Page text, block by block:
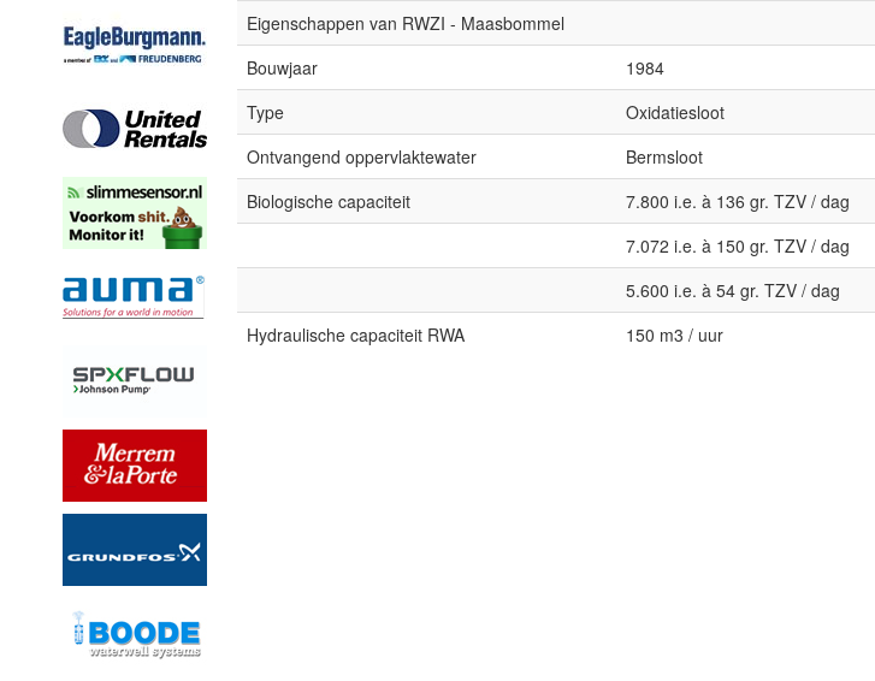
Eigenschappen van RWZI - Maasbommel
Bouwjaar
1984
Type
Oxidatiesloot
Ontvangend oppervlaktewater
Bermsloot
Biologische capaciteit
7.800 i.e. à 136 gr. TZV / dag
7.072 i.e. à 150 gr. TZV / dag
5.600 i.e. à 54 gr. TZV / dag
Hydraulische capaciteit RWA
150 m3 / uur